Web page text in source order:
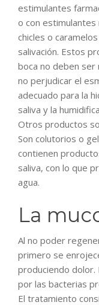
estimulantes
o con
chicles o
salivación. Estos
boca no deben ser
no perjudicar el
adecuado para la
saliva y la
Otros productos
Son colutorios o
contienen
saliva, con lo que
agua.
La
Al no poder
primero se
produciendo dolor.
por las bacterias
El tratamiento